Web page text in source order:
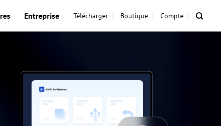
Entreprise Télécharger Boutique Compte